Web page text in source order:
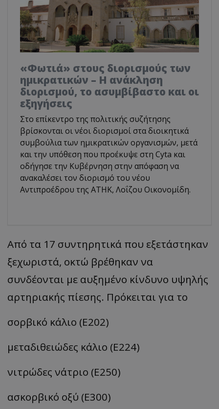
«Φωτιά» στους διορισμούς των
ημικρατικών – Η ανάκληση
διορισμού, το ασυμβίβαστο και οι
εξηγήσεις
Στο επίκεντρο της πολιτικής συζήτησης
βρίσκονται οι νέοι διορισμοί στα διοικητικά
συμβούλια των ημικρατικών οργανισμών, μετά
και την υπόθεση που προέκυψε στη Cyta και
οδήγησε την Κυβέρνηση στην απόφαση να
ανακαλέσει τον διορισμό του νέου
Αντιπροέδρου της ΑΤΗΚ, Λοΐζου Οικονομίδη.
Από τα 17 συντηρητικά που εξετάστηκαν
ξεχωριστά, οκτώ βρέθηκαν να
συνδέονται με αυξημένο κίνδυνο υψηλής
αρτηριακής πίεσης. Πρόκειται για το
σορβικό κάλιο (E202)
μεταδιθειώδες κάλιο (E224)
νιτρώδες νάτριο (E250)
ασκορβικό οξύ (E300)